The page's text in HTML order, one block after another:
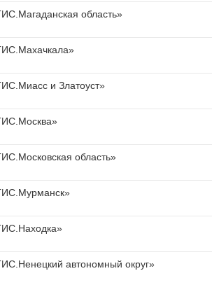
область»
и Златоуст»
область»
автономный округ»